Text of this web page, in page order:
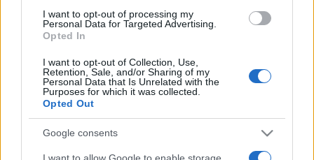
I want to opt-out of processing my
Personal Data for Targeted Advertising.
Opted In
I want to opt-out of Collection, Use,
Retention, Sale, and/or Sharing of my
Personal Data that Is Unrelated with the
Purposes for which it was collected.
Opted Out
Google consents
I want to allow Google to enable storage
induló hangversenyévadban az együttesek elnök-
karmestere, Vásáry Tamás négy koncertből álló önálló
pedig a kóruszene kedvelői hallgathatják meg a Magyar
Rádió Énekkarának műsorát.